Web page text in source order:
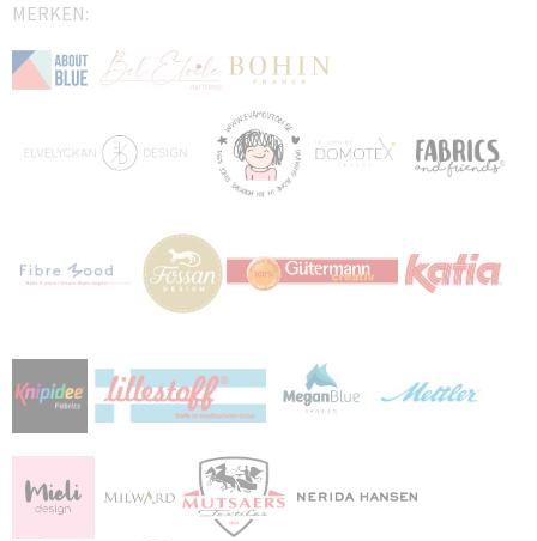
MERKEN: